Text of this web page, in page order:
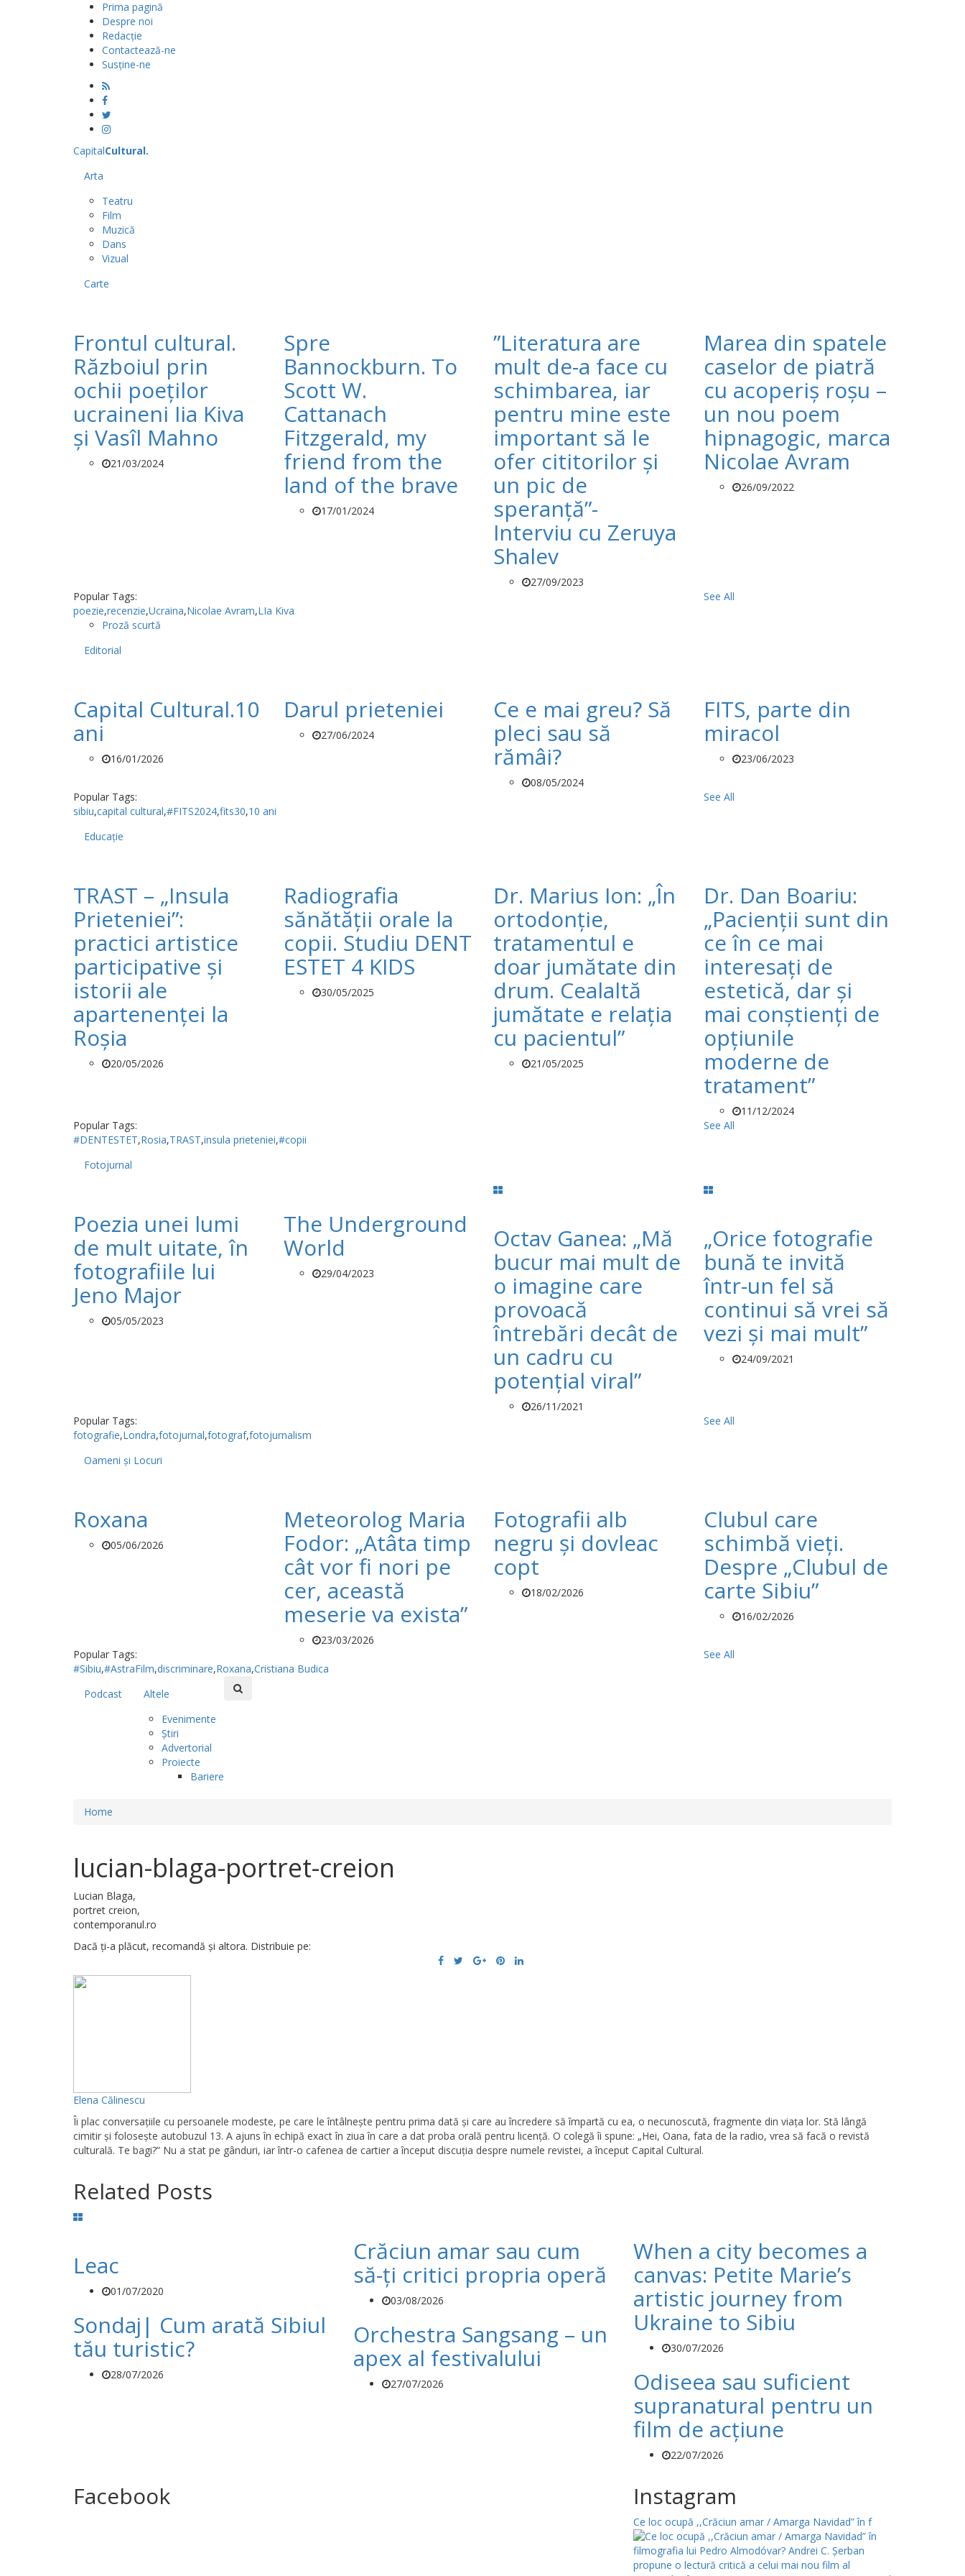
Prima pagină
Despre noi
Redacție
Contactează-ne
Susține-ne
CapitalCultural.
Arta
Teatru
Film
Muzică
Dans
Vizual
Carte
Frontul cultural.
Războiul prin
ochii poeților
ucraineni Iia Kiva
și Vasîl Mahno
21/03/2024
Spre
Bannockburn. To
Scott W.
Cattanach
Fitzgerald, my
friend from the
land of the brave
17/01/2024
”Literatura are
mult de-a face cu
schimbarea, iar
pentru mine este
important să le
ofer cititorilor și
un pic de
speranță”-
Interviu cu Zeruya
Shalev
27/09/2023
Marea din spatele
caselor de piatră
cu acoperiș roșu –
un nou poem
hipnagogic, marca
Nicolae Avram
26/09/2022
Popular Tags:
poezie,recenzie,Ucraina,Nicolae Avram,LIa Kiva
See All
Proză scurtă
Editorial
Capital Cultural.10
ani
16/01/2026
Darul prieteniei
27/06/2024
Ce e mai greu? Să
pleci sau să
rămâi?
08/05/2024
FITS, parte din
miracol
23/06/2023
Popular Tags:
sibiu,capital cultural,#FITS2024,fits30,10 ani
See All
Educație
TRAST – „Insula
Prieteniei”:
practici artistice
participative și
istorii ale
apartenenței la
Roșia
20/05/2026
Radiografia
sănătății orale la
copii. Studiu DENT
ESTET 4 KIDS
30/05/2025
Dr. Marius Ion: „În
ortodonție,
tratamentul e
doar jumătate din
drum. Cealaltă
jumătate e relația
cu pacientul”
21/05/2025
Dr. Dan Boariu:
„Pacienții sunt din
ce în ce mai
interesați de
estetică, dar și
mai conștienți de
opțiunile
moderne de
tratament”
11/12/2024
Popular Tags:
#DENTESTET,Rosia,TRAST,insula prieteniei,#copii
See All
Fotojurnal
Poezia unei lumi
de mult uitate, în
fotografiile lui
Jeno Major
05/05/2023
The Underground
World
29/04/2023
Octav Ganea: „Mă
bucur mai mult de
o imagine care
provoacă
întrebări decât de
un cadru cu
potenţial viral”
26/11/2021
„Orice fotografie
bună te invită
într-un fel să
continui să vrei să
vezi și mai mult”
24/09/2021
Popular Tags:
fotografie,Londra,fotojurnal,fotograf,fotojurnalism
See All
Oameni și Locuri
Roxana
05/06/2026
Meteorolog Maria
Fodor: „Atâta timp
cât vor fi nori pe
cer, această
meserie va exista”
23/03/2026
Fotografii alb
negru și dovleac
copt
18/02/2026
Clubul care
schimbă vieți.
Despre „Clubul de
carte Sibiu”
16/02/2026
Popular Tags:
#Sibiu,#AstraFilm,discriminare,Roxana,Cristiana Budica
See All
Podcast
Altele
Evenimente
Știri
Advertorial
Proiecte
Bariere
Home
lucian-blaga-portret-creion
Lucian Blaga,
portret creion,
contemporanul.ro
Dacă ți-a plăcut, recomandă și altora. Distribuie pe:
Elena Călinescu
Îi plac conversaţiile cu persoanele modeste, pe care le întâlneşte pentru prima dată şi care au încredere să împartă cu ea, o necunoscută, fragmente din viaţa lor. Stă lângă
cimitir și foloseşte autobuzul 13. A ajuns în echipă exact în ziua în care a dat proba orală pentru licență. O colegă îi spune: „Hei, Oana, fata de la radio, vrea să facă o revistă
culturală. Te bagi?” Nu a stat pe gânduri, iar într-o cafenea de cartier a început discuția despre numele revistei, a început Capital Cultural.
Related Posts
Leac
01/07/2020
Sondaj| Cum arată Sibiul
tău turistic?
28/07/2026
Crăciun amar sau cum
să-ți critici propria operă
03/08/2026
Orchestra Sangsang – un
apex al festivalului
27/07/2026
When a city becomes a
canvas: Petite Marie’s
artistic journey from
Ukraine to Sibiu
30/07/2026
Odiseea sau suficient
supranatural pentru un
film de acțiune
22/07/2026
Facebook Instagram
Ce loc ocupă ,,Crăciun amar / Amarga Navidad” în f